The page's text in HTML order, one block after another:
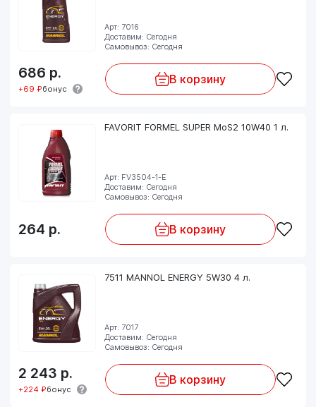
Арт: 7016
Доставим: Сегодня
Самовывоз: Сегодня
686 р.
+69 ₽бонус
В корзину
FAVORIT FORMEL SUPER MoS2 10W40 1 л.
Арт: FV3504-1-E
Доставим: Сегодня
Самовывоз: Сегодня
264 р. В корзину
7511 MANNOL ENERGY 5W30 4 л.
Арт: 7017
Доставим: Сегодня
Самовывоз: Сегодня
2 243 р.
+224 ₽бонус
В корзину